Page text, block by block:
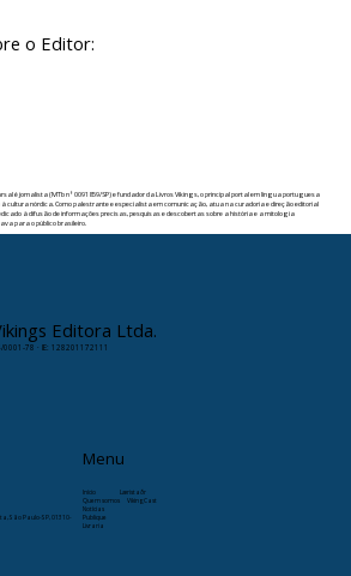
o Editor:
é jornalista (MTb nº 0091859/SP) e fundador da Livros Vikings, o principal portal em língua portuguesa
à cultura nórdica. Como palestrante e especialista em comunicação, atua na curadoria e direção editorial
à difusão de informações precisas, pesquisas e descobertas sobre a história e a mitologia
para o público brasileiro.
Editora Ltda.
0001-78 · IE: 128201172111
São Paulo-SP, 01310-
Menu
Início
Læristaðr
Quem somos
VikingCast
Notícias
Publique
Livraria